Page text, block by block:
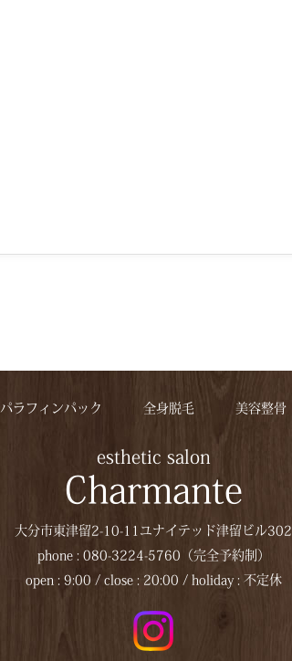
パラフィンパック 全身脱毛 美容整骨
esthetic salon
Charmante
大分市東津留2-10-11ユナイテッド津留ビル302
phone : 080-3224-5760（完全予約制）
open : 9:00 / close : 20:00 / holiday : 不定休